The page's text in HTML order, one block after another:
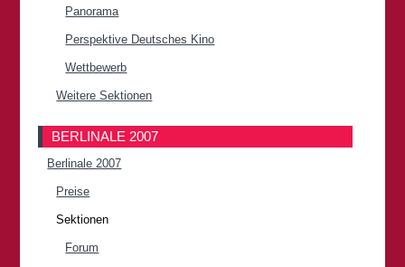
Panorama
Perspektive Deutsches Kino
Wettbewerb
Weitere Sektionen
BERLINALE 2007
Berlinale 2007
Preise
Sektionen
Forum